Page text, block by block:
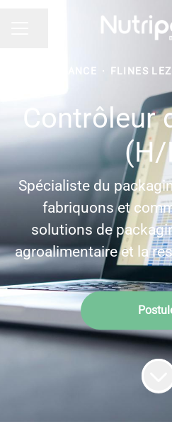
FINANCE · FLINES
Contrôleur
(H/
Spécialiste du
fabriquons et
solutions de
agroalimentaire et la